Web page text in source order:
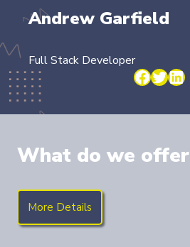
Andrew Garfield
Full Stack Developer
What do we offer
More Details